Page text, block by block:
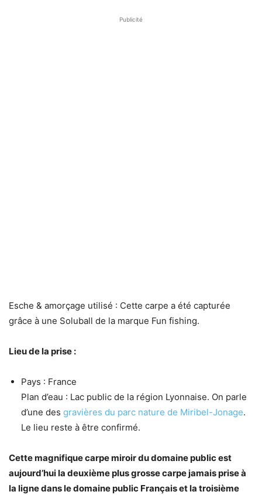
Publicité
Esche & amorçage utilisé : Cette carpe a été capturée
grâce à une Soluball de la marque Fun fishing.
Lieu de la prise :
Pays : France
Plan d’eau : Lac public de la région Lyonnaise. On parle
d’une des gravières du parc nature de Miribel-Jonage.
Le lieu reste à être confirmé.
Cette magnifique carpe miroir du domaine public est
aujourd’hui la deuxième plus grosse carpe jamais prise à
la ligne dans le domaine public Français et la troisième